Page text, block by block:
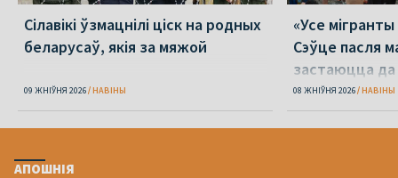
Сілавікі ўзмацнілі ціск на родных
беларусаў, якія за мяжой
09 ЖНІЎНЯ 2026 НАВІНЫ
«Усе
Сэўце пасля
застаюцца да
08 ЖНІЎНЯ 2026 НАВІНЫ
АПОШНІЯ